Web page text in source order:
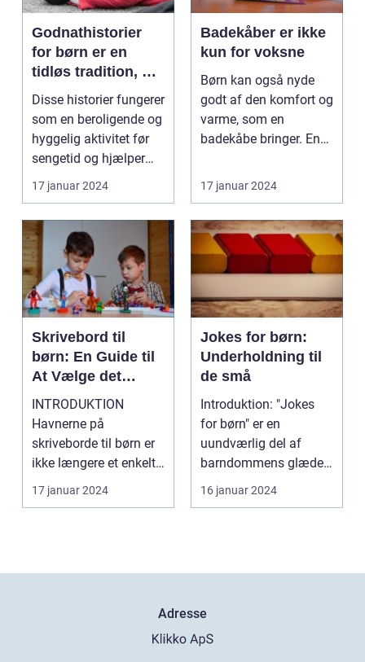
Godnathistorier
for børn er en
tidløs tradition, der
er elsket af både
børn og forældre
over hele verden
Disse historier fungerer
som en beroligende og
hyggelig aktivitet før
sengetid og hjælper
børn med a...
17 januar 2024
Badekåber er ikke
kun for voksne
Børn kan også nyde
godt af den komfort og
varme, som en
badekåbe bringer. En
en...
17 januar 2024
Skrivebord til
børn: En Guide til
At Vælge det
Perfekte
Skrivebord
INTRODUKTION
Havnerne på
skriveborde til børn er
ikke længere et enkelt
møbel, der bare får
plads t...
17 januar 2024
Jokes for børn:
Underholdning til
de små
Introduktion: "Jokes
for børn" er en
uundværlig del af
barndommens glæder.
Disse enkle og sjove
vitt...
16 januar 2024
Adresse